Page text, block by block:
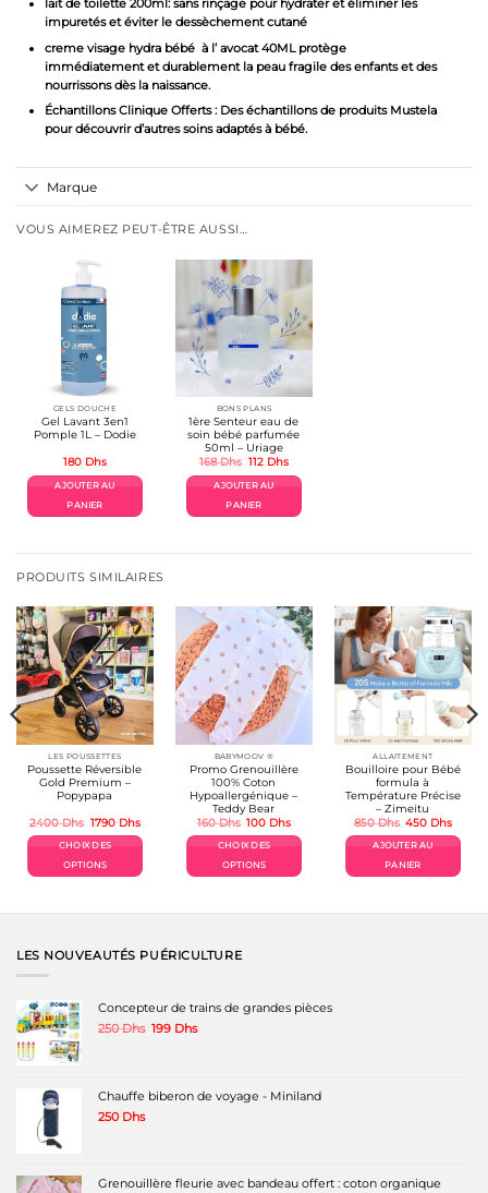
lait de toilette 200ml: sans rinçage pour hydrater et éliminer les
impuretés et éviter le dessèchement cutané
creme visage hydra bébé à l’ avocat 40ML protège
immédiatement et durablement la peau fragile des enfants et des
nourrissons dès la naissance.
Échantillons Clinique Offerts : Des échantillons de produits Mustela
pour découvrir d’autres soins adaptés à bébé.
Marque
VOUS AIMEREZ PEUT-ÊTRE AUSSI…
GELS DOUCHE
Gel Lavant 3en1
Pomple 1L – Dodie
180 Dhs
AJOUTER AU
PANIER
BONS PLANS
1ère Senteur eau de
soin bébé parfumée
50ml – Uriage
168Dhs Le
initial
était :
168 Dhs.
112 DhsLe
actuel
AJOUTER AU
PANIER
PRODUITS SIMILAIRES
LES POUSSETTES
Poussette Réversible
Gold Premium –
Popypapa
2400Dhs Le
initial
était :
2400 Dhs.
1790 DhsLe
actuel
CHOIX DES
OPTIONS
variations.
être
choisies
du
produit
BABYMOOV ®
Promo Grenouillère
100% Coton
Hypoallergénique –
Teddy Bear
160Dhs Le
initial
était :
160 Dhs.
100 DhsLe
actuel
CHOIX DES
OPTIONS
être
du
ALLAITEMENT
Bouilloire pour Bébé
formula à
Température Précise
– Zimeitu
850Dhs Le
initial
était :
850 Dhs.
450 DhsLe
actuel
AJOUTER AU
PANIER
LES NOUVEAUTÉS PUÉRICULTURE
Concepteur de trains de grandes pièces
250Dhs Le
250 Dhs.
199 DhsLe
199 Dhs.
Chauffe biberon de voyage - Miniland
250 Dhs
Grenouillère fleurie avec bandeau offert : coton organique